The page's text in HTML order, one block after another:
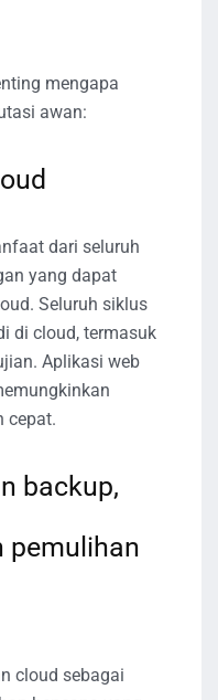
mengapa
awan:
dari seluruh
yang dapat
Seluruh siklus
di cloud, termasuk
Aplikasi web
cepat.
backup,
pemulihan
cloud sebagai